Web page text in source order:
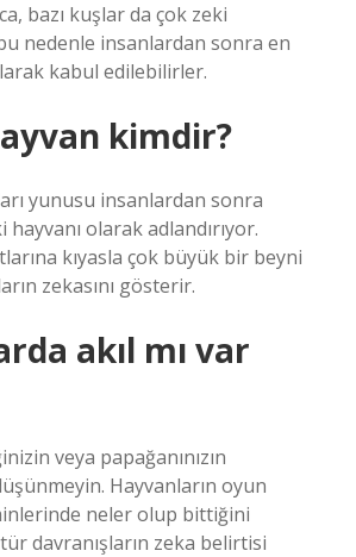
bazı kuşlar da çok zeki
nedenle insanlardan sonra en
kabul edilebilirler.
kimdir?
yunusu insanlardan sonra
hayvanı olarak adlandırıyor.
kıyasla çok büyük bir beyni
zekasını gösterir.
akıl mı var
veya papağanınızın
Hayvanların oyun
neler olup bittiğini
davranışların zeka belirtisi